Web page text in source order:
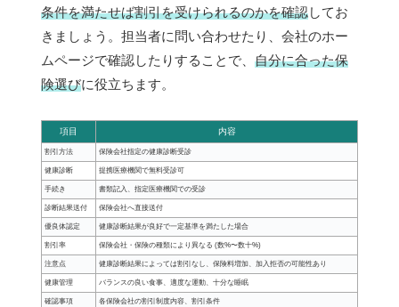
条件を満たせば割引を受けられるのかを確認してお
きましょう。担当者に問い合わせたり、会社のホー
ムページで確認したりすることで、 自分に合った保
険選びに役立ちます。
項目 内容
割引方法 保険会社指定の健康診断受診
健康診断 提携医療機関で無料受診可
手続き 書類記入、指定医療機関での受診
診断結果送付 保険会社へ直接送付
優良体認定 健康診断結果が良好で一定基準を満たした場合
割引率 保険会社・保険の種類により異なる (数%〜数十%)
注意点 健康診断結果によっては割引なし、保険料増加、加入拒否の可能性あり
健康管理 バランスの良い食事、適度な運動、十分な睡眠
確認事項 各保険会社の割引制度内容、割引条件